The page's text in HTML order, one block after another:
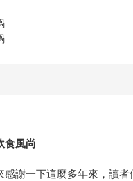
食風尚
感謝一下這麼多年來，讀者